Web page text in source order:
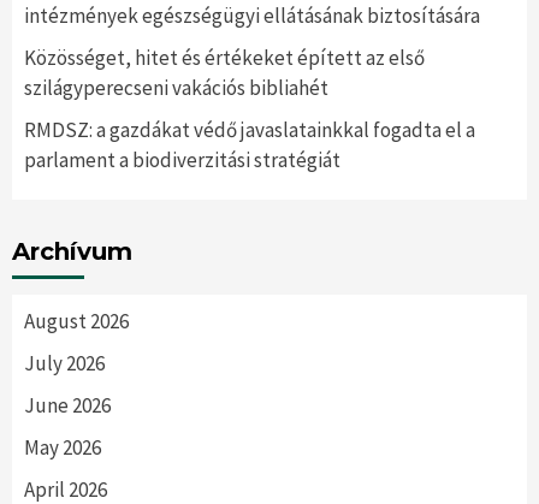
intézmények egészségügyi ellátásának biztosítására
Közösséget, hitet és értékeket épített az első
szilágyperecseni vakációs bibliahét
RMDSZ: a gazdákat védő javaslatainkkal fogadta el a
parlament a biodiverzitási stratégiát
Archívum
August 2026
July 2026
June 2026
May 2026
April 2026